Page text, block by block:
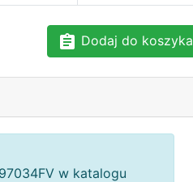
Dodaj do koszyka
w katalogu